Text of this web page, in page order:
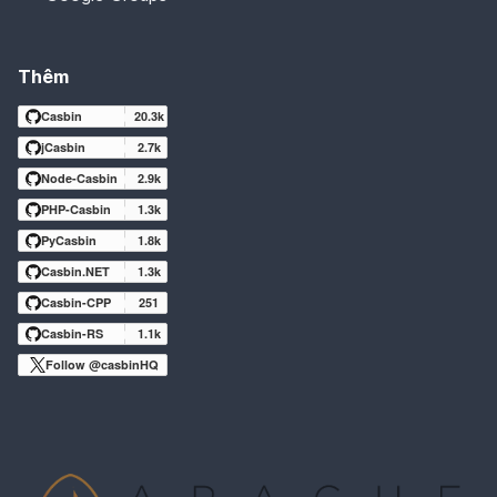
Thêm
Casbin
20.3k
jCasbin
2.7k
Node-Casbin
2.9k
PHP-Casbin
1.3k
PyCasbin
1.8k
Casbin.NET
1.3k
Casbin-CPP
251
Casbin-RS
1.1k
Follow @casbinHQ